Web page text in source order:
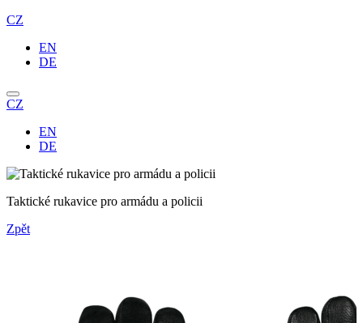
CZ
EN
DE
CZ
EN
DE
Taktické rukavice pro armádu a policii
Zpět